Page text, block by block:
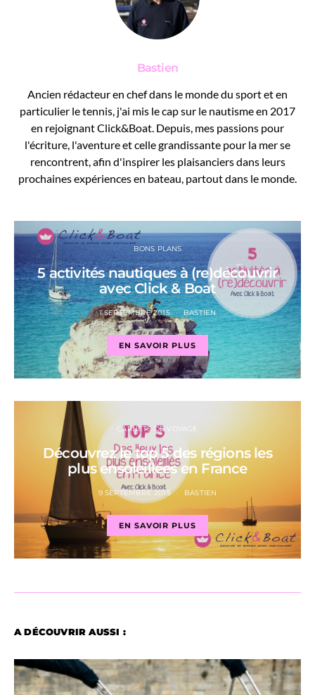
Bastien
Ancien rédacteur en chef dans le monde du sport et en
particulier le tennis, j'ai mis le cap sur le nautisme en 2017
en rejoignant Click&Boat. Depuis, mes passions pour
l'écriture, l'aventure et celle grandissante pour la mer se
rencontrent, afin d'inspirer les plaisanciers dans leurs
prochaines expériences en bateau, partout dans le monde.
BONS PLANS
5 activités nautiques à (re)découvrir
avec Click & Boat
1 SEPTEMBRE 2015 BASTIEN
EN SAVOIR PLUS
CARNETS DE VOYAGE
Découvrez le top 5 des régions les
plus ensoleillées en France
9 SEPTEMBRE 2015 BASTIEN
EN SAVOIR PLUS
A DÉCOUVRIR AUSSI :